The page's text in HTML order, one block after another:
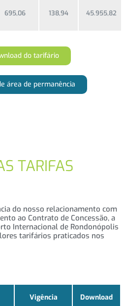
695,06 138,94 45.955,82
do tarifário
área de permanência
TARIFAS
do nosso relacionamento com
ao Contrato de Concessão, a
Internacional de Rondonópolis
tarifários praticados nos
Vigência Download